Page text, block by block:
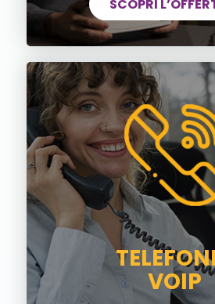
SCOPRI
VOIP